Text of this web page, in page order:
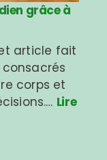
grâce à
article fait
corps et
Lire